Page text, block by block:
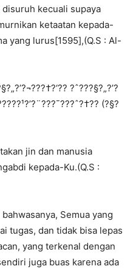
kecuali supaya
ketaatan kepada-
yang lurus[1595],(Q.S : Al-
?ˆ???§?„?’?
(?§?
jin dan manusia
kepada-Ku.(Q.S :
Semua yang
tugas, dan tidak bisa lepas
yang terkenal dengan
juga buas karena ada